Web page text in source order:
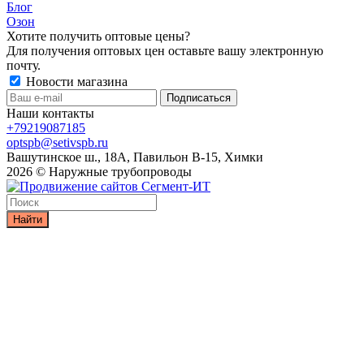
Блог
Озон
Хотите получить оптовые цены?
Для получения оптовых цен оставьте вашу электронную
почту.
Новости магазина
Наши контакты
+79219087185
optspb@setivspb.ru
Вашутинское ш., 18А, Павильон В-15, Химки
2026 © Наружные трубопроводы
Найти